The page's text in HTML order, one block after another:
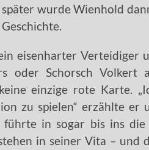
wurde Wienhold
eisenharter Verteidiger
oder Schorsch
einzige rote Karte.
zu spielen“ erzählte er
führte in sogar bis ins
in seiner Vita – und